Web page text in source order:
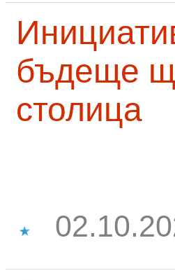
бъдеще
столица